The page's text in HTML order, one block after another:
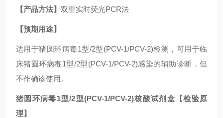
【产品方法】 双重实时荧光PCR法
【预期用途】
适用于猪圆环病毒1型/2型(PCV-1/PCV-2)检测，可用于临
床猪圆环病毒1型/2型(PCV-1/PCV-2)感染的辅助诊断，但
不作确诊使用。
猪圆环病毒1型/2型(PCV-1/PCV-2)核酸试剂盒 【检验原
理】